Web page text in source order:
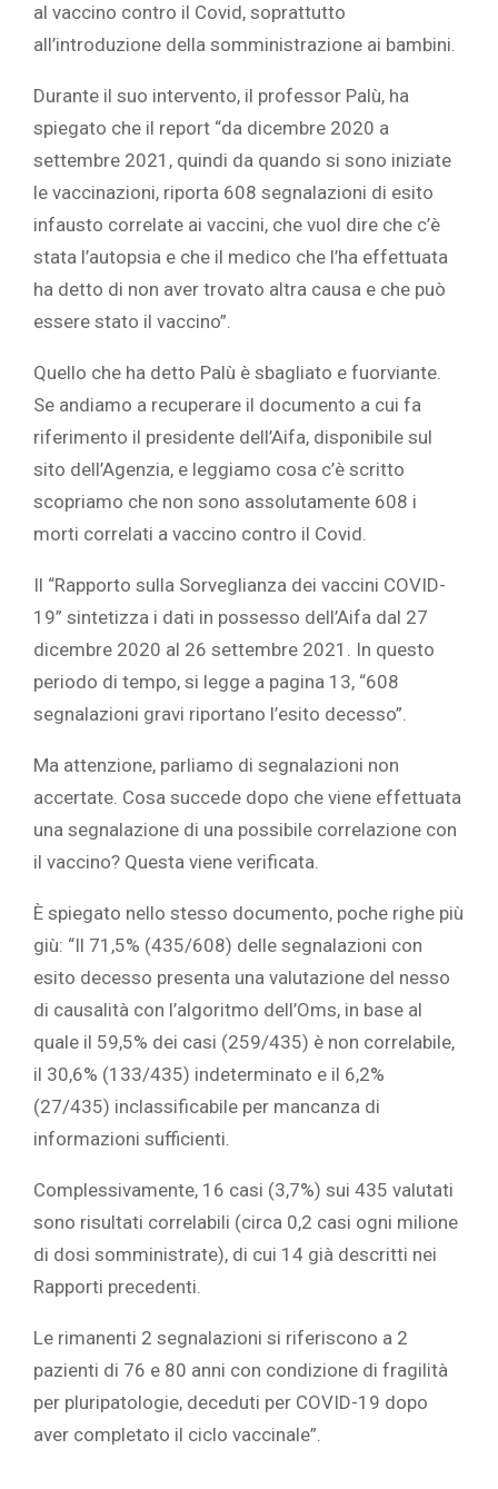
al vaccino contro il Covid, soprattutto
all’introduzione della somministrazione ai bambini.
Durante il suo intervento, il professor Palù, ha
spiegato che il report “da dicembre 2020 a
settembre 2021, quindi da quando si sono iniziate
le vaccinazioni, riporta 608 segnalazioni di esito
infausto correlate ai vaccini, che vuol dire che c’è
stata l’autopsia e che il medico che l’ha effettuata
ha detto di non aver trovato altra causa e che può
essere stato il vaccino”.
Quello che ha detto Palù è sbagliato e fuorviante.
Se andiamo a recuperare il documento a cui fa
riferimento il presidente dell’Aifa, disponibile sul
sito dell’Agenzia, e leggiamo cosa c’è scritto
scopriamo che non sono assolutamente 608 i
morti correlati a vaccino contro il Covid.
Il “Rapporto sulla Sorveglianza dei vaccini COVID-
19” sintetizza i dati in possesso dell’Aifa dal 27
dicembre 2020 al 26 settembre 2021. In questo
periodo di tempo, si legge a pagina 13, “608
segnalazioni gravi riportano l’esito decesso”.
Ma attenzione, parliamo di segnalazioni non
accertate. Cosa succede dopo che viene effettuata
una segnalazione di una possibile correlazione con
il vaccino? Questa viene verificata.
È spiegato nello stesso documento, poche righe più
giù: “Il 71,5% (435/608) delle segnalazioni con
esito decesso presenta una valutazione del nesso
di causalità con l’algoritmo dell’Oms, in base al
quale il 59,5% dei casi (259/435) è non correlabile,
il 30,6% (133/435) indeterminato e il 6,2%
(27/435) inclassificabile per mancanza di
informazioni sufficienti.
Complessivamente, 16 casi (3,7%) sui 435 valutati
sono risultati correlabili (circa 0,2 casi ogni milione
di dosi somministrate), di cui 14 già descritti nei
Rapporti precedenti.
Le rimanenti 2 segnalazioni si riferiscono a 2
pazienti di 76 e 80 anni con condizione di fragilità
per pluripatologie, deceduti per COVID-19 dopo
aver completato il ciclo vaccinale”.